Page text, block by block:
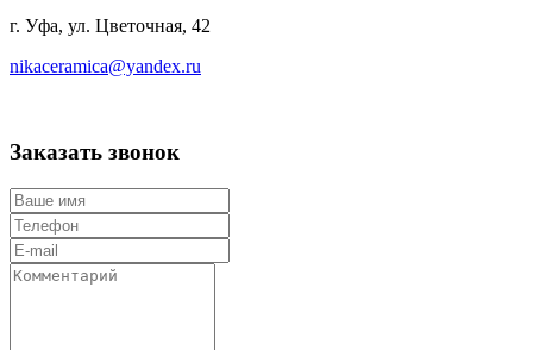
г. Уфа, ул. Цветочная, 42
nikaceramica@yandex.ru
Заказать звонок